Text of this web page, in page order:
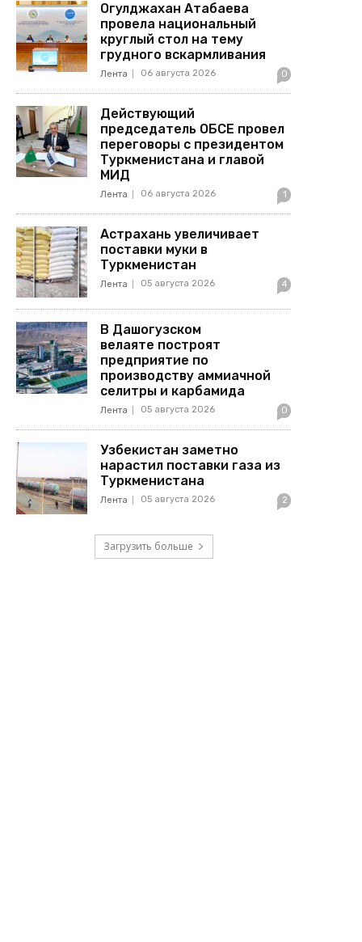
Огулджахан Атабаева
провела национальный
круглый стол на тему
грудного вскармливания
Лента 06 августа 2026 0
Действующий
председатель ОБСЕ провел
переговоры с президентом
Туркменистана и главой
МИД
Лента 06 августа 2026 1
Астрахань увеличивает
поставки муки в
Туркменистан
Лента 05 августа 2026 4
В Дашогузском
велаяте построят
предприятие по
производству аммиачной
селитры и карбамида
Лента 05 августа 2026 0
Узбекистан заметно
нарастил поставки газа из
Туркменистана
Лента 05 августа 2026 2
Загрузить больше